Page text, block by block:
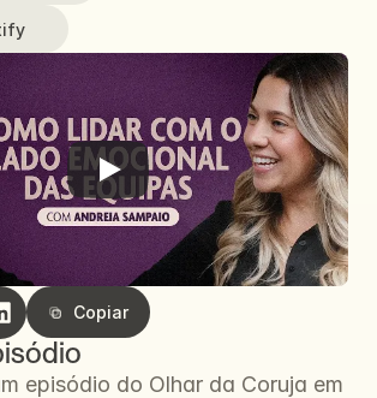
Copiar
Copiar
episódio do Olhar da Coruja em